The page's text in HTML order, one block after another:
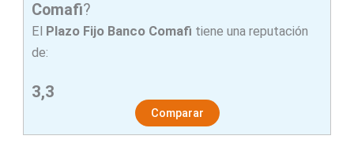
Comafi?
El Plazo Fijo Banco Comafi tiene una reputación
de:
3,3
Comparar